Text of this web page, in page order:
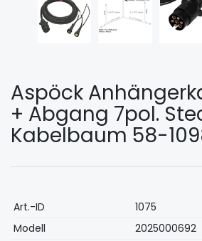
Aspöck
+ Abgang 7pol.
Kabelbaum 58-
Technisches
Merkmal
Wert
Art.-ID
1075
Modell
2025000692